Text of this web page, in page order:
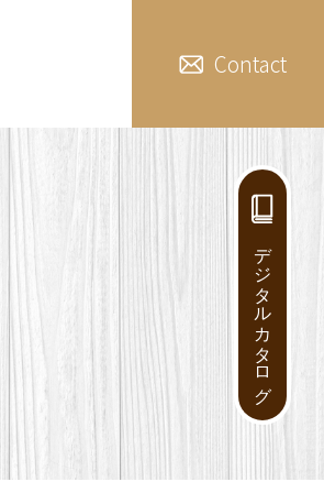
Contact
デジタルカタログ